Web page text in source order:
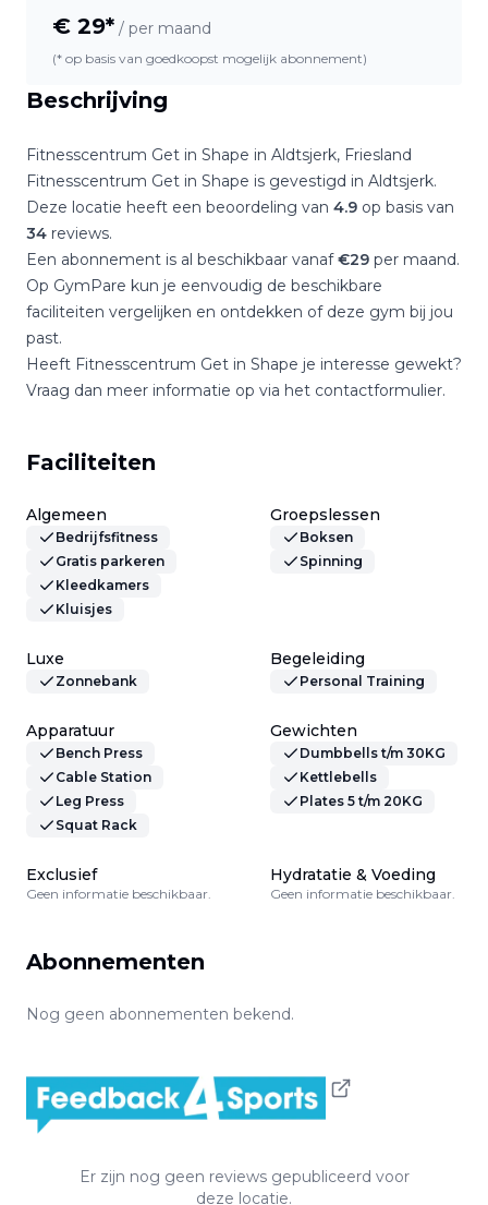
Beschrijving
Fitnesscentrum Get in Shape in Aldtsjerk, Friesland
Fitnesscentrum Get in Shape is gevestigd in Aldtsjerk.
Deze locatie heeft een beoordeling van 4.9 op basis van
34 reviews.
Een abonnement is al beschikbaar vanaf€29 per maand.
Op GymPare kun je eenvoudig de beschikbare
faciliteiten vergelijken en ontdekken of deze gym bij jou
past.
Heeft Fitnesscentrum Get in Shape je interesse gewekt?
Vraag dan meer informatie op via het contactformulier.
Faciliteiten
Algemeen
Bedrijfsfitness
Gratis parkeren
Kleedkamers
Kluisjes
Groepslessen
Boksen
Spinning
Luxe
Zonnebank
Begeleiding
Personal Training
Apparatuur
Bench Press
Cable Station
Leg Press
Squat Rack
Gewichten
Dumbbells t/m 30KG
Kettlebells
Plates 5 t/m 20KG
Exclusief
Geen informatie beschikbaar.
Hydratatie & Voeding
Geen informatie beschikbaar.
Abonnementen
Nog geen abonnementen bekend.
€ 29* / per maand
(* op basis van goedkoopst mogelijk abonnement)
Er zijn nog geen reviews gepubliceerd voor
deze locatie.